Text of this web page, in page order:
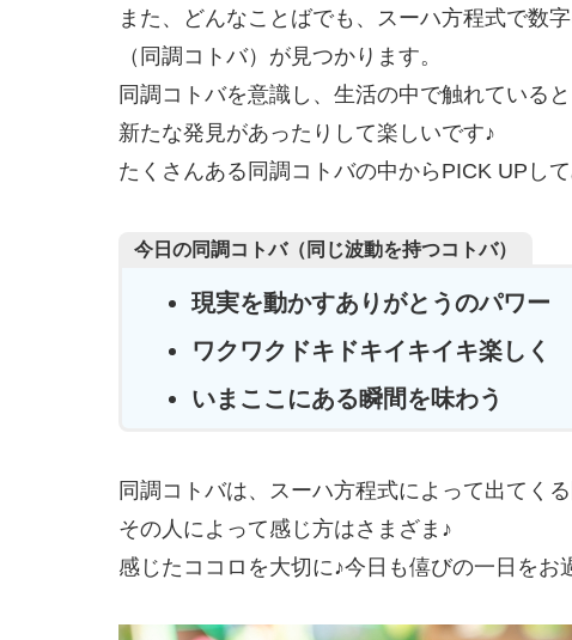
また、どんなことばでも、スーハ方程式で数
（同調コトバ）が見つかります。
同調コトバを意識し、生活の中で触れている
新たな発見があったりして楽しいです♪
たくさんある同調コトバの中からPICK UPし
今日の同調コトバ（同じ波動を持つコトバ）
現実を動かすありがとうのパワー
ワクワクドキドキイキイキ楽しく
いまここにある瞬間を味わう
な
同調コトバは、スーハ方程式によって出てく
その人によって感じ方はさまざま♪
感じたココロを大切に♪今日も僖びの一日をお